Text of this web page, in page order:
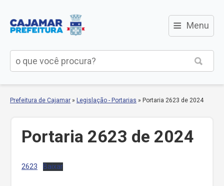
≡ Menu
Prefeitura de Cajamar » Legislação - Portarias » Portaria 2623 de 2024
Portaria 2623 de 2024
2623 Baixar